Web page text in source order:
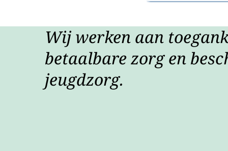
Wij werken aan
betaalbare zorg en
jeugdzorg.